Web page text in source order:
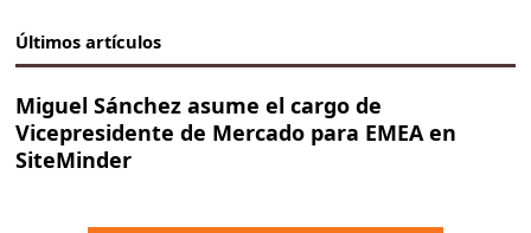
Últimos artículos
Miguel Sánchez asume el cargo de
Vicepresidente de Mercado para EMEA en
SiteMinder